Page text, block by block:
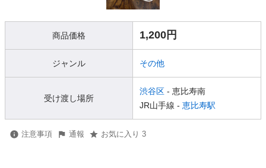
商品価格 1,200円
ジャンル その他
受け渡し場所
渋谷区 - 恵比寿南
JR山手線 - 恵比寿駅
注意事項 通報 お気に入り 3